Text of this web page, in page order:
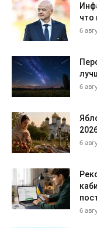
что
6
6
6
6